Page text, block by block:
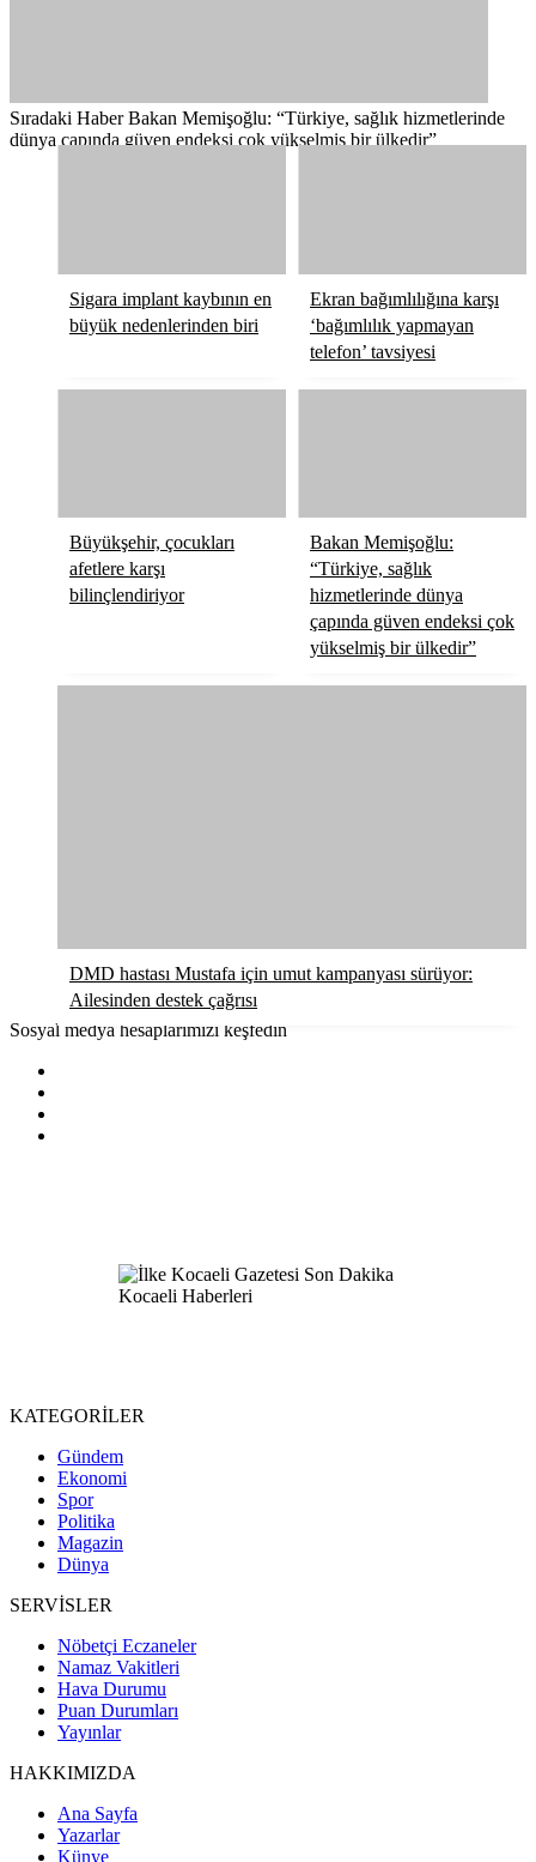
Sıradaki Haber Bakan Memişoğlu: “Türkiye, sağlık hizmetlerinde
dünya çapında güven endeksi çok yükselmiş bir ülkedir”
Sigara implant kaybının en
büyük nedenlerinden biri
Ekran bağımlılığına karşı
‘bağımlılık yapmayan
telefon’ tavsiyesi
Büyükşehir, çocukları
afetlere karşı
bilinçlendiriyor
Bakan Memişoğlu:
“Türkiye, sağlık
hizmetlerinde dünya
çapında güven endeksi çok
yükselmiş bir ülkedir”
DMD hastası Mustafa için umut kampanyası sürüyor:
Ailesinden destek çağrısı
Sosyal medya hesaplarımızı keşfedin
KATEGORİLER
Gündem
Ekonomi
Spor
Politika
Magazin
Dünya
SERVİSLER
Nöbetçi Eczaneler
Namaz Vakitleri
Hava Durumu
Puan Durumları
Yayınlar
HAKKIMIZDA
Ana Sayfa
Yazarlar
Künye